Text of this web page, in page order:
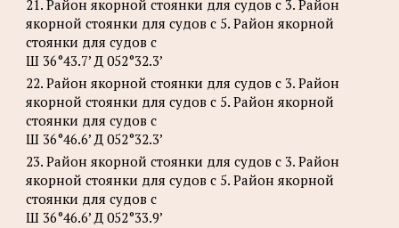
21. Район якорной стоянки для судов с 3. Район
якорной стоянки для судов с 5. Район якорной
стоянки для судов с
Ш 36°43.7’ Д 052°32.3’
22. Район якорной стоянки для судов с 3. Район
якорной стоянки для судов с 5. Район якорной
стоянки для судов с
Ш 36°46.6’ Д 052°32.3’
23. Район якорной стоянки для судов с 3. Район
якорной стоянки для судов с 5. Район якорной
стоянки для судов с
Ш 36°46.6’ Д 052°33.9’